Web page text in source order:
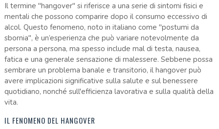
Il termine "hangover" si riferisce a una serie di sintomi fisici e
mentali che possono comparire dopo il consumo eccessivo di
alcol. Questo fenomeno, noto in italiano come "postumi da
sbornia", è un’esperienza che può variare notevolmente da
persona a persona, ma spesso include mal di testa, nausea,
fatica e una generale sensazione di malessere. Sebbene possa
sembrare un problema banale e transitorio, il hangover può
avere implicazioni significative sulla salute e sul benessere
quotidiano, nonché sull'efficienza lavorativa e sulla qualità della
vita.
IL FENOMENO DEL HANGOVER